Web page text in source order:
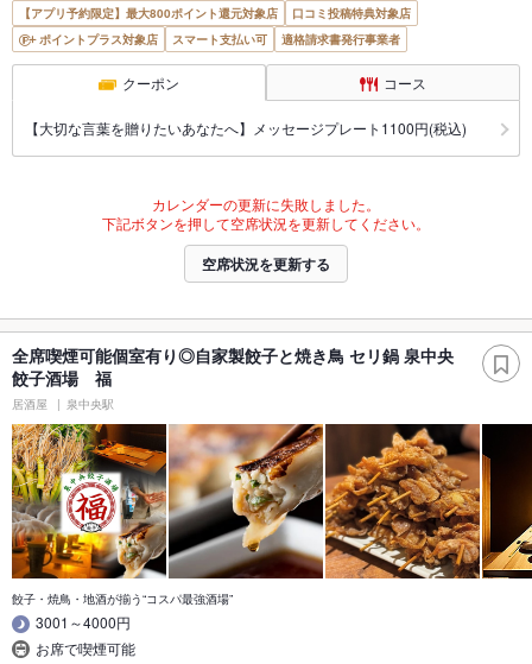
【アプリ予約限定】最大800ポイント還元対象店
口コミ投稿特典対象店
ポイントプラス対象店
スマート支払い可 適格請求書発行事業者
クーポン コース
【大切な言葉を贈りたいあなたへ】メッセージプレート1100円(税込)
カレンダーの更新に失敗しました。
下記ボタンを押して空席状況を更新してください。
空席状況を更新する
全席喫煙可能個室有り◎自家製餃子と焼き鳥 セリ鍋 泉中央
餃子酒場 福
居酒屋 泉中央駅
餃子・焼鳥・地酒が揃う“コスパ最強酒場”
3001～4000円
お席で喫煙可能